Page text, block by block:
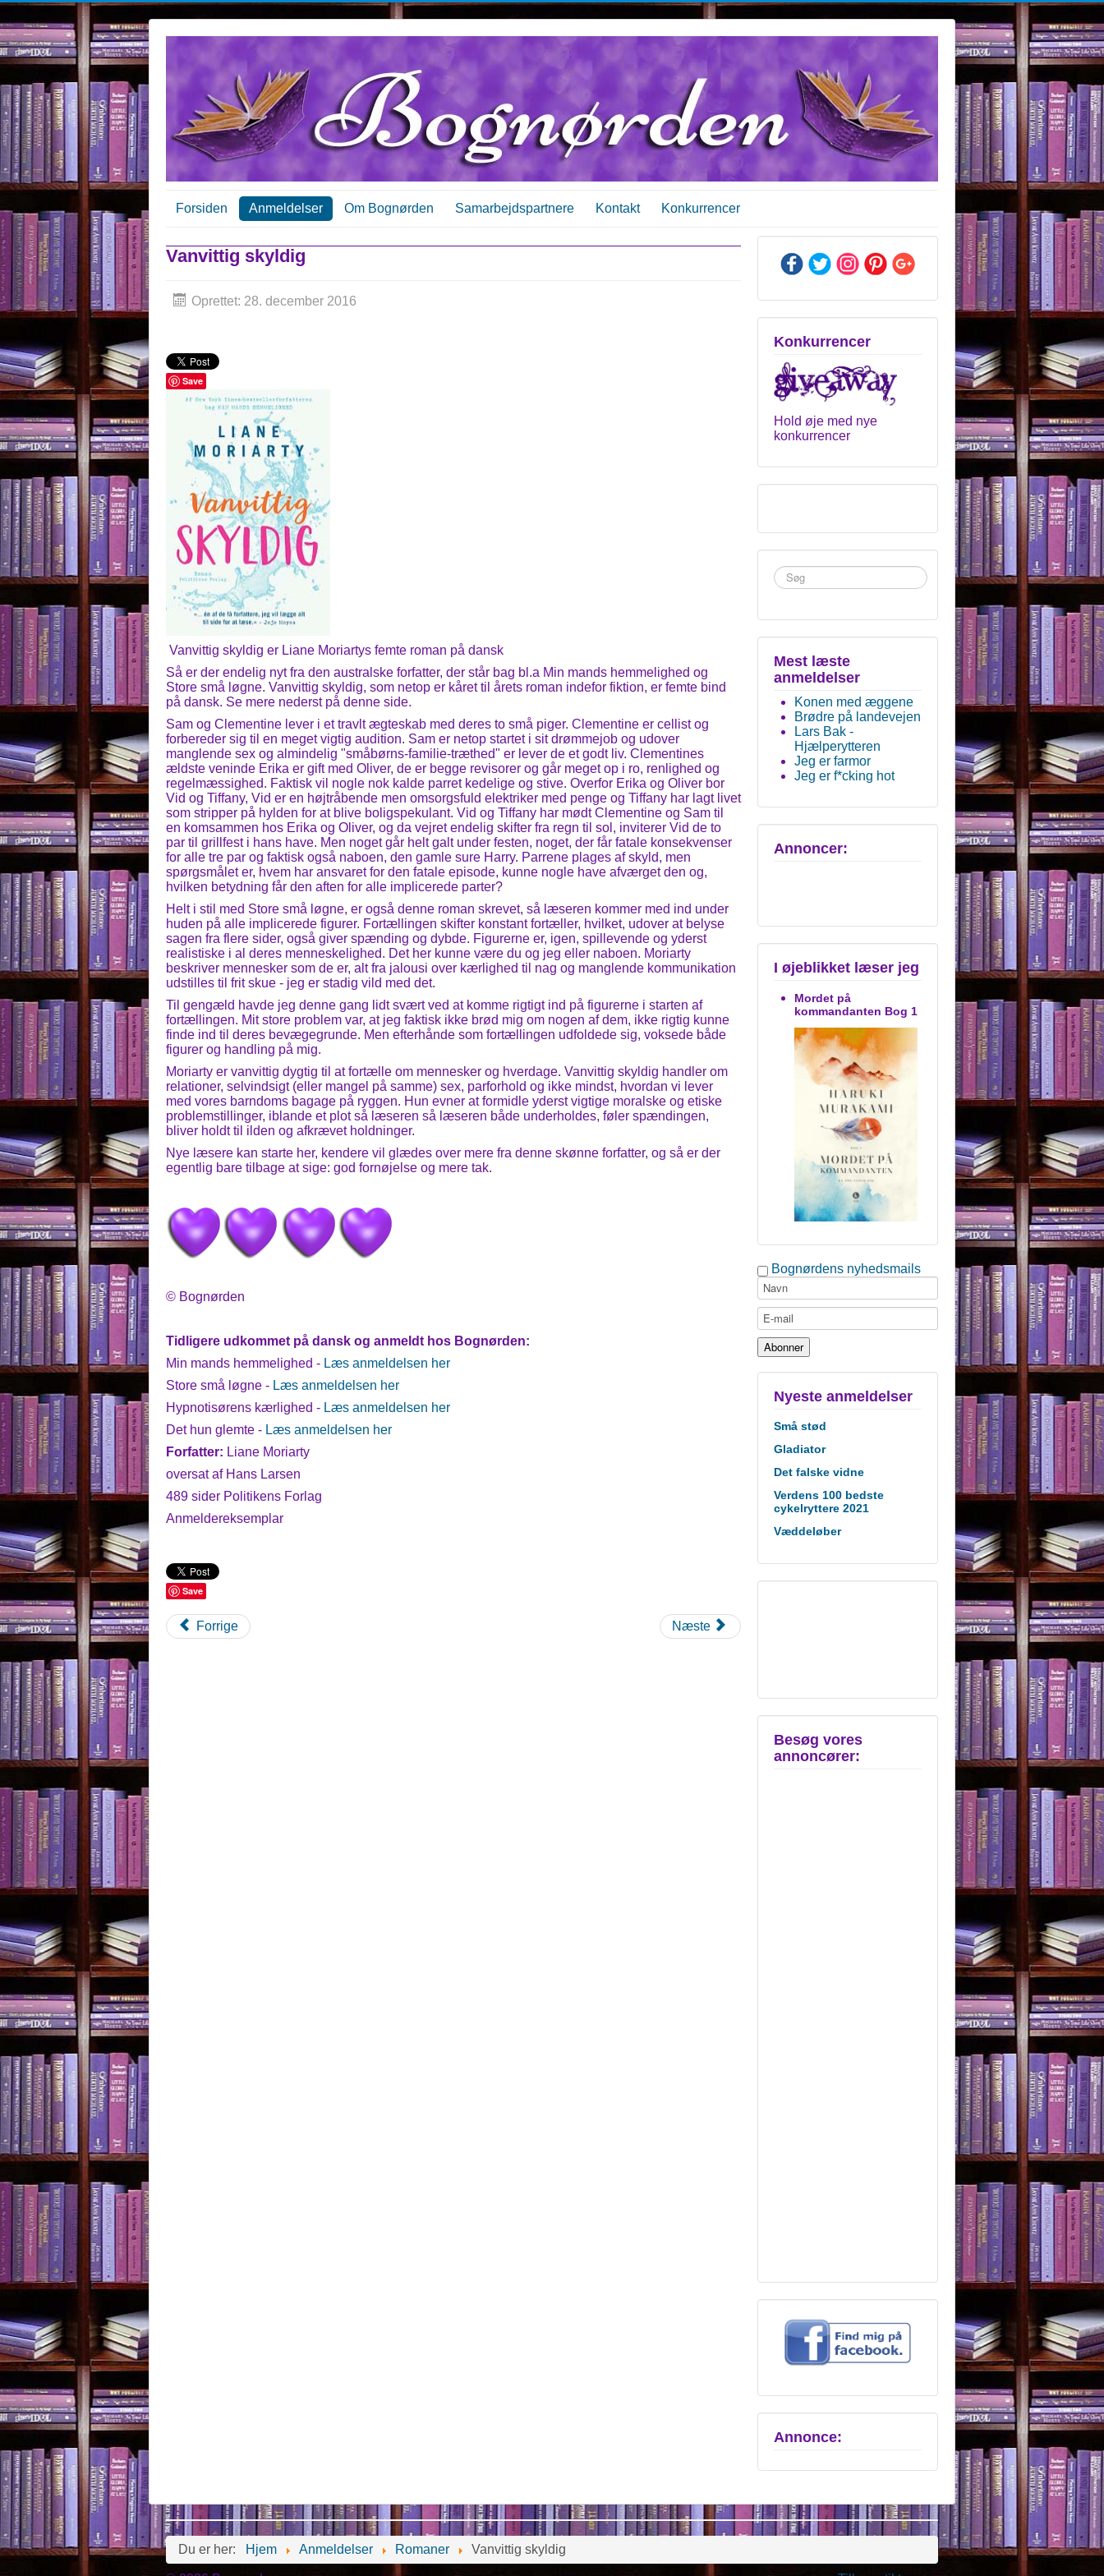
Forsiden Anmeldelser Om Bognørden Samarbejdspartnere Kontakt Konkurrencer
Vanvittig skyldig
Oprettet: 28. december 2016
Save
Vanvittig skyldig er Liane Moriartys femte roman på dansk
Så er der endelig nyt fra den australske forfatter, der står bag bl.a Min mands hemmelighed og
Store små løgne. Vanvittig skyldig, som netop er kåret til årets roman indefor fiktion, er femte bind
på dansk. Se mere nederst på denne side.
Sam og Clementine lever i et travlt ægteskab med deres to små piger. Clementine er cellist og
forbereder sig til en meget vigtig audition. Sam er netop startet i sit drømmejob og udover
manglende sex og almindelig "småbørns-familie-træthed" er lever de et godt liv. Clementines
ældste veninde Erika er gift med Oliver, de er begge revisorer og går meget op i ro, renlighed og
regelmæssighed. Faktisk vil nogle nok kalde parret kedelige og stive. Overfor Erika og Oliver bor
Vid og Tiffany, Vid er en højtråbende men omsorgsfuld elektriker med penge og Tiffany har lagt livet
som stripper på hylden for at blive boligspekulant. Vid og Tiffany har mødt Clementine og Sam til
en komsammen hos Erika og Oliver, og da vejret endelig skifter fra regn til sol, inviterer Vid de to
par til grillfest i hans have. Men noget går helt galt under festen, noget, der får fatale konsekvenser
for alle tre par og faktisk også naboen, den gamle sure Harry. Parrene plages af skyld, men
spørgsmålet er, hvem har ansvaret for den fatale episode, kunne nogle have afværget den og,
hvilken betydning får den aften for alle implicerede parter?
Helt i stil med Store små løgne, er også denne roman skrevet, så læseren kommer med ind under
huden på alle implicerede figurer. Fortællingen skifter konstant fortæller, hvilket, udover at belyse
sagen fra flere sider, også giver spænding og dybde. Figurerne er, igen, spillevende og yderst
realistiske i al deres menneskelighed. Det her kunne være du og jeg eller naboen. Moriarty
beskriver mennesker som de er, alt fra jalousi over kærlighed til nag og manglende kommunikation
udstilles til frit skue - jeg er stadig vild med det.
Til gengæld havde jeg denne gang lidt svært ved at komme rigtigt ind på figurerne i starten af
fortællingen. Mit store problem var, at jeg faktisk ikke brød mig om nogen af dem, ikke rigtig kunne
finde ind til deres bevægegrunde. Men efterhånde som fortællingen udfoldede sig, voksede både
figurer og handling på mig.
Moriarty er vanvittig dygtig til at fortælle om mennesker og hverdage. Vanvittig skyldig handler om
relationer, selvindsigt (eller mangel på samme) sex, parforhold og ikke mindst, hvordan vi lever
med vores barndoms bagage på ryggen. Hun evner at formidle yderst vigtige moralske og etiske
problemstillinger, iblande et plot så læseren så læseren både underholdes, føler spændingen,
bliver holdt til ilden og afkrævet holdninger.
Nye læsere kan starte her, kendere vil glædes over mere fra denne skønne forfatter, og så er der
egentlig bare tilbage at sige: god fornøjelse og mere tak.
© Bognørden
Tidligere udkommet på dansk og anmeldt hos Bognørden:
Min mands hemmelighed - Læs anmeldelsen her
Store små løgne - Læs anmeldelsen her
Hypnotisørens kærlighed - Læs anmeldelsen her
Det hun glemte - Læs anmeldelsen her
Forfatter: Liane Moriarty
oversat af Hans Larsen
489 sider Politikens Forlag
Anmeldereksemplar
Save
Forrige Næste
Konkurrencer
Hold øje med nye
konkurrencer
Søg
...
Mest læste
anmeldelser
Konen med æggene
Brødre på landevejen
Lars Bak -
Hjælperytteren
Jeg er farmor
Jeg er f*cking hot
Annoncer:
I øjeblikket læser jeg
Mordet på
kommandanten Bog 1
Bognørdens nyhedsmails
Nyeste anmeldelser
Små stød
Gladiator
Det falske vidne
Verdens 100 bedste
cykelryttere 2021
Væddeløber
Besøg vores
annoncører:
Annonce:
Du er her: Hjem Anmeldelser Romaner Vanvittig skyldig